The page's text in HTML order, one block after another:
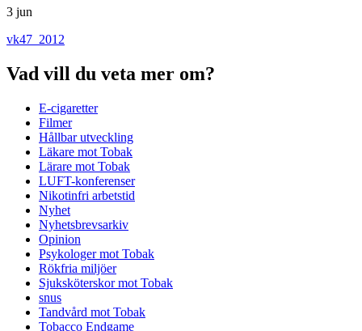
3 jun
vk47_2012
Vad vill du veta mer om?
E-cigaretter
Filmer
Hållbar utveckling
Läkare mot Tobak
Lärare mot Tobak
LUFT-konferenser
Nikotinfri arbetstid
Nyhet
Nyhetsbrevsarkiv
Opinion
Psykologer mot Tobak
Rökfria miljöer
Sjuksköterskor mot Tobak
snus
Tandvård mot Tobak
Tobacco Endgame